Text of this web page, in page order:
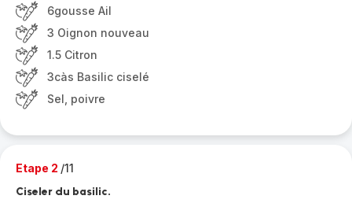
6gousse Ail
3 Oignon nouveau
1.5 Citron
3càs Basilic ciselé
Sel, poivre
Etape 2 /11
Ciseler du basilic.